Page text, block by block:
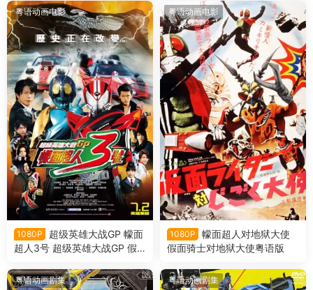
金果实争夺杯！粤语版
粤语动画电影
1080P
超级英雄大战GP 幪面
超人3号 超级英雄大战GP 假
粤语动画电影
1080P
幪面超人对地狱大使
假面骑士对地狱大使粤语版
粤语动画剧集 粤语动画剧集